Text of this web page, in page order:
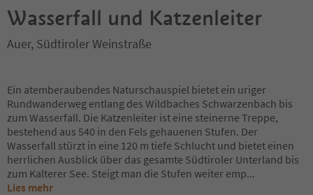
Wasserfall und Katzenleiter
Auer, Südtiroler Weinstraße
Ein atemberaubendes Naturschauspiel bietet ein uriger
Rundwanderweg entlang des Wildbaches Schwarzenbach bis
zum Wasserfall. Die Katzenleiter ist eine steinerne Treppe,
bestehend aus 540 in den Fels gehauenen Stufen. Der
Wasserfall stürzt in eine 120 m tiefe Schlucht und bietet einen
herrlichen Ausblick über das gesamte Südtiroler Unterland bis
zum Kalterer See. Steigt man die Stufen weiter emp...
Lies mehr